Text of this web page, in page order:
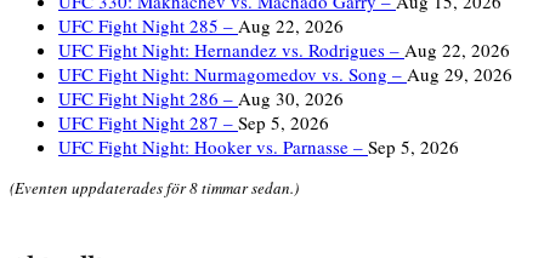
UFC Fight Night 285 – Aug 22, 2026
UFC Fight Night: Hernandez vs. Rodrigues – Aug 22, 2026
UFC Fight Night: Nurmagomedov vs. Song – Aug 29, 2026
UFC Fight Night 286 – Aug 30, 2026
UFC Fight Night 287 – Sep 5, 2026
UFC Fight Night: Hooker vs. Parnasse – Sep 5, 2026
(Eventen uppdaterades för 8 timmar sedan.)